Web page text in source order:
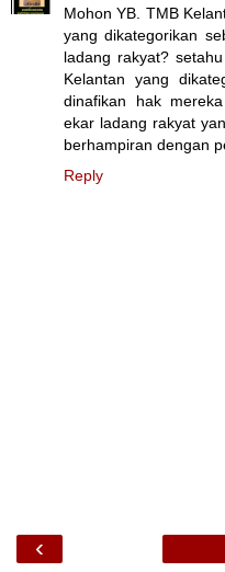
Mohon YB. TMB
yang dikategorikan
ladang rakyat?
Kelantan yang
dinafikan hak
ekar ladang rakyat
berhampiran dengan
Reply
‹